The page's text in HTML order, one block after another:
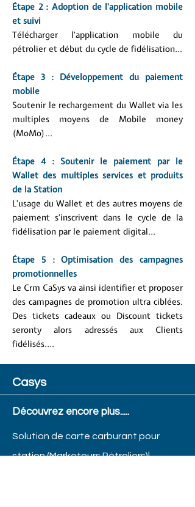
Étape 2 : Adoption de l'application mobile
et suivi
Télécharger l'application mobile du
pétrolier et début du cycle de fidélisation...
Étape 3 : Développement du paiement
mobile
Soutenir le rechargement du Wallet via les
multiples moyens de Mobile money
(MoMo)...
Étape 4 : Soutenir le paiement par le
Wallet des multiples services et produits
de la Station
L'usage du Wallet et des autres moyens de
paiement s'inscrivent dans le cycle de la
fidélisation par le paiement digital...
Étape 5 : Optimisation des campagnes
promotionnelles
Le Crm CaSys va ainsi identifier et proposer
des campagnes de promotion ultra ciblées.
Des tickets cadeaux ou Discount tickets
seronty alors adressés aux Clients
fidélisés....
Casys
Découvrez encore plus.....
Solution de carte carburant pour
station (Marketeurs Pétroliers)|